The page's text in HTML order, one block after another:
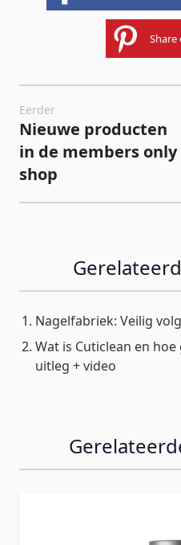
Share
Eerder
Nieuwe producten
in de members only
shop
Nagelfabriek: Veilig
Wat is Cuticlean en
uitleg + video